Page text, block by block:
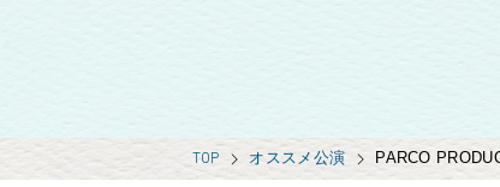
TOP オススメ公演 PARCO